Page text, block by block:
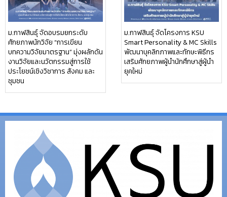
ม.กาฬสินธุ์ จัดอบรมยกระดับ
ศักยภาพนักวิจัย “การเขียน
บทความวิจัยมาตรฐาน” มุ่งผลักดัน
งานวิจัยและนวัตกรรมสู่การใช้
ประโยชน์เชิงวิชาการ สังคม และ
ชุมชน
ม.กาฬสินธุ์ จัดโครงการ KSU
Smart Personality & MC Skills
พัฒนาบุคลิกภาพและทักษะพิธีกร
เสริมศักยภาพผู้นำนักศึกษาสู่ผู้นำ
ยุคใหม่